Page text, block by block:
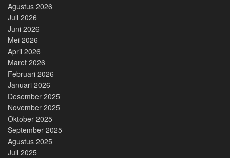
Agustus 2026
Juli 2026
Juni 2026
Mei 2026
April 2026
Maret 2026
Februari 2026
Januari 2026
Desember 2025
November 2025
Oktober 2025
September 2025
Agustus 2025
Juli 2025